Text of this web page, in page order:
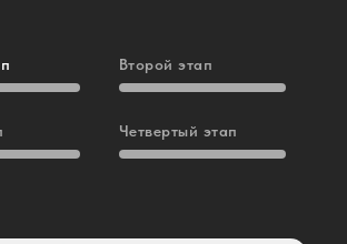
Второй этап
Четвертый этап